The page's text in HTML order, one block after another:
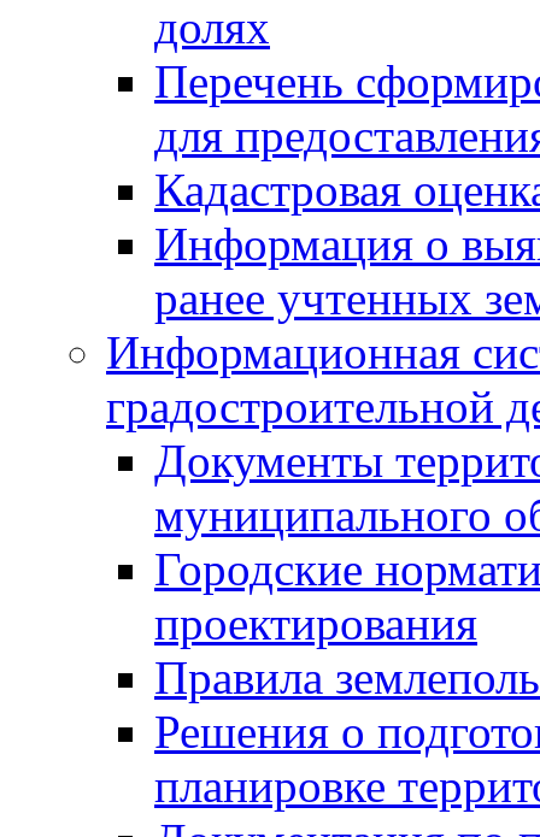
долях
Перечень
для
Кадастровая
Информация о
ранее учтенных
Информационная
градостроительной
Документы
муниципального
Городские
проектирования
Правила
Решения о
планировке